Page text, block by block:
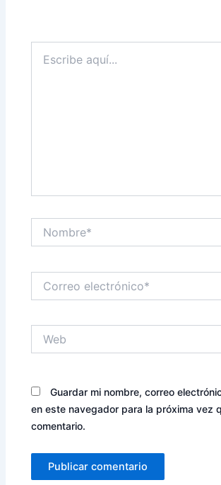
aquí...
electrónico*
Guardar mi nombre, correo
en este navegador para la próxima vez
comentario.